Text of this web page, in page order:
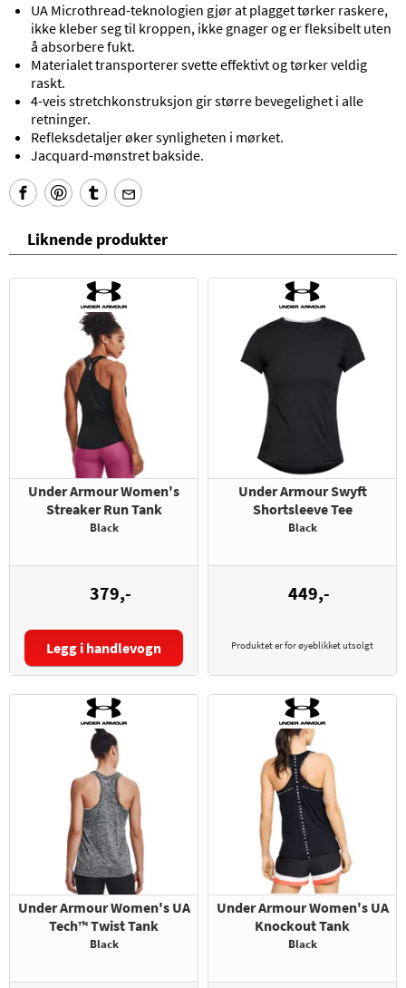
UA Microthread-teknologien gjør at plagget tørker raskere,
ikke kleber seg til kroppen, ikke gnager og er fleksibelt uten
å absorbere fukt.
Materialet transporterer svette effektivt og tørker veldig
raskt.
4-veis stretchkonstruksjon gir større bevegelighet i alle
retninger.
Refleksdetaljer øker synligheten i mørket.
Jacquard-mønstret bakside.
Liknende produkter
Under Armour Women's
Streaker Run Tank
Black
379,-
Størrelse:
Legg i handlevogn
Under Armour Swyft
Shortsleeve Tee
Black
449,-
Produktet er for øyeblikket utsolgt
Under Armour Women's UA
Tech™ Twist Tank
Black
Under Armour Women's UA
Knockout Tank
Black